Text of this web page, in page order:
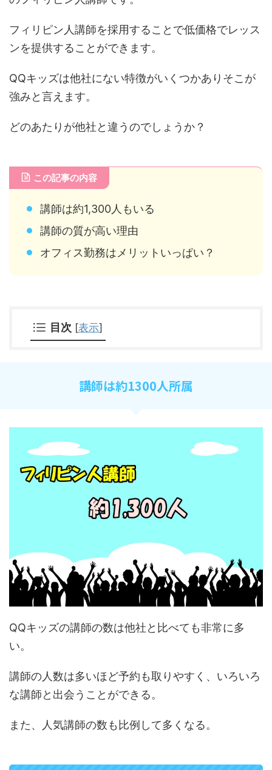
フィリピン人講師を採用することで低価格でレッス
ンを提供することができます。
QQキッズは他社にない特徴がいくつかありそこが
強みと言えます。
どのあたりが他社と違うのでしょうか？
この記事の内容
講師は約1,300人もいる
講師の質が高い理由
オフィス勤務はメリットいっぱい？
目次 [表示]
講師は約1300人所属
QQキッズの講師の数は他社と比べても非常に多
い。
講師の人数は多いほど予約も取りやすく、いろいろ
な講師と出会うことができる。
また、人気講師の数も比例して多くなる。